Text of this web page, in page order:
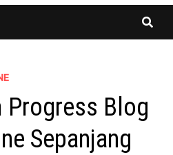
Blog
Sepanjang